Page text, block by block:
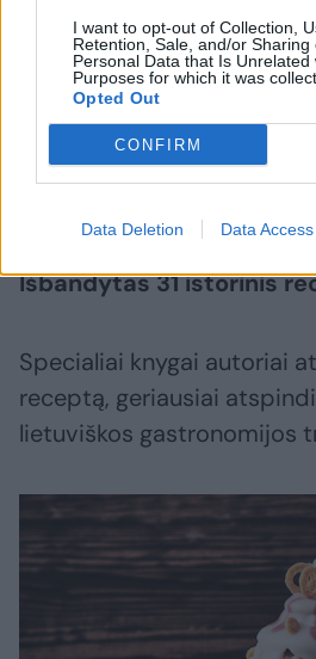
I want to opt-out of Collection,
Retention, Sale, and/or Sharing
Personal Data that Is Unrelated
Purposes for which it was
Opted Out
CONFIRM
Data Deletion Data Access
jautis, skatinantis pažinti
erdves, pasigaminti ir
patiekalų ir stiprinantis
gyvenančių vokiškojoje ir
kultūrinėse erdvėse“, –
Išbandytas 31 istorinis
Specialiai knygai autoriai
receptą, geriausiai
lietuviškos gastronomijos